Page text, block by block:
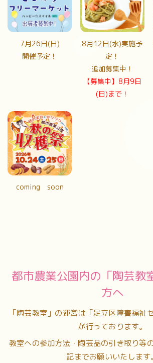
7月26日(日)
開催予定！
8月12日(水)実施予
定！
追加募集中！
【募集中】8月9日
(日)まで！
coming soon
都市農業公園内の「陶芸教
方へ
「陶芸教室」の運営は「足立区障害福祉
が行っております。
教室への参加方法・陶芸品の引き取り等
記までお願いいたします。